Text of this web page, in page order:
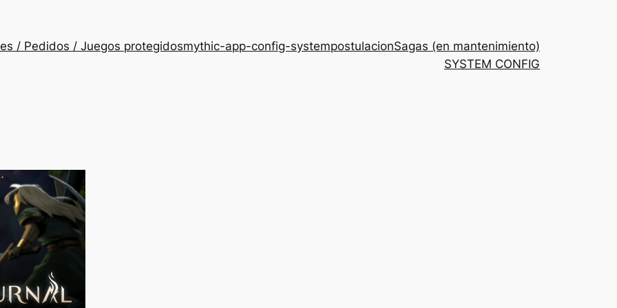
/ Pedidos / Juegos protegidosmythic-app-config-systempostulacionSagas (en mantenimiento)
SYSTEM CONFIG